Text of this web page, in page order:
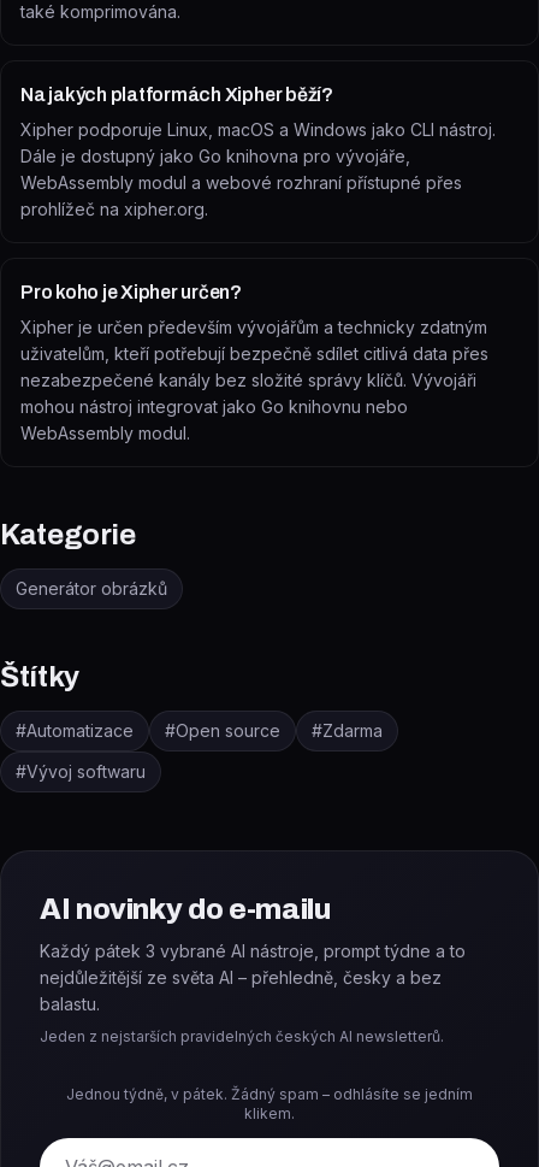
také komprimována.
Na jakých platformách Xipher běží?
Xipher podporuje Linux, macOS a Windows jako CLI nástroj.
Dále je dostupný jako Go knihovna pro vývojáře,
WebAssembly modul a webové rozhraní přístupné přes
prohlížeč na xipher.org.
Pro koho je Xipher určen?
Xipher je určen především vývojářům a technicky zdatným
uživatelům, kteří potřebují bezpečně sdílet citlivá data přes
nezabezpečené kanály bez složité správy klíčů. Vývojáři
mohou nástroj integrovat jako Go knihovnu nebo
WebAssembly modul.
Kategorie
Generátor obrázků
Štítky
#Automatizace #Open source #Zdarma
#Vývoj softwaru
AI novinky do e-mailu
Každý pátek 3 vybrané AI nástroje, prompt týdne a to
nejdůležitější ze světa AI – přehledně, česky a bez
balastu.
Jeden z nejstarších pravidelných českých AI newsletterů.
Jednou týdně, v pátek. Žádný spam – odhlásíte se jedním
klikem.
E-mail